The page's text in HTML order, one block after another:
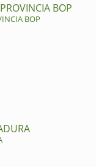
BOP
BOP